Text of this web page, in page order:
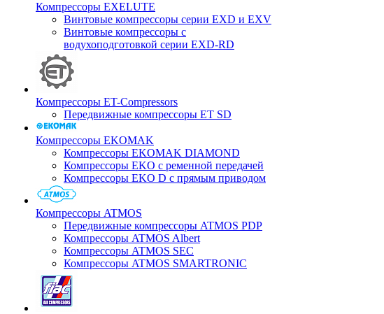
Компрессоры EXELUTE
Винтовые компрессоры серии EXD и EXV
Винтовые компрессоры с
водухоподготовкой серии EXD-RD
Компрессоры ET-Compressors
Передвижные компрессоры ET SD
Компрессоры EKOMAK
Компрессоры EKOMAK DIAMOND
Компрессоры EKO c ременной передачей
Компрессоры EKO D с прямым приводом
Компрессоры ATMOS
Передвижные компрессоры ATMOS PDP
Компрессоры ATMOS Albert
Компрессоры ATMOS SEC
Компрессоры ATMOS SMARTRONIC